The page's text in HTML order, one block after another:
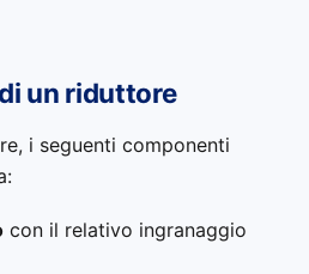
un riduttore
i seguenti componenti
con il relativo ingranaggio